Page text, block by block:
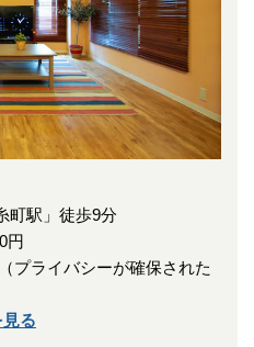
町駅」徒歩9分
円
プライバシーが確保された
る